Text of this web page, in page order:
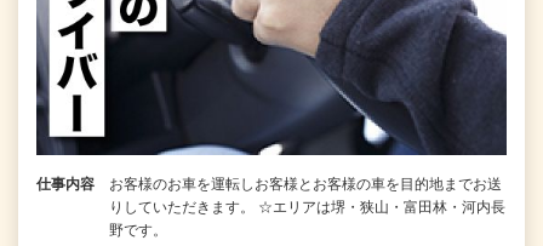
仕事内容
お客様のお車を運転しお客様とお客様の車を目的地までお送
りしていただきます。 ☆エリアは堺・狭山・富田林・河内長
野です。